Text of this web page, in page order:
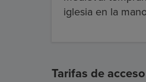
iglesia en la
Tarifas de